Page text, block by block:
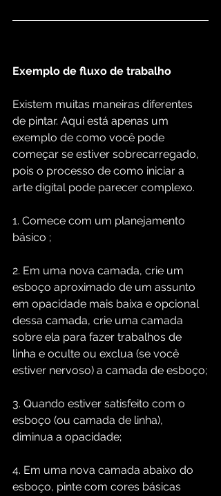
Exemplo de fluxo de trabalho
Existem muitas maneiras diferentes
de pintar. Aqui está apenas um
exemplo de como você pode
começar se estiver sobrecarregado,
pois o processo de como iniciar a
arte digital pode parecer complexo.
1. Comece com um planejamento
básico ;
2. Em uma nova camada, crie um
esboço aproximado de um assunto
em opacidade mais baixa e opcional
dessa camada, crie uma camada
sobre ela para fazer trabalhos de
linha e oculte ou exclua (se você
estiver nervoso) a camada de esboço;
3. Quando estiver satisfeito com o
esboço (ou camada de linha),
diminua a opacidade;
4. Em uma nova camada abaixo do
esboço, pinte com cores básicas